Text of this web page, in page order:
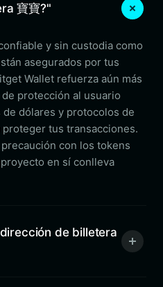
寶寶?"
y sin custodia como
asegurados por tus
Wallet refuerza aún más
protección al usuario
dólares y protocolos de
tus transacciones.
con los tokens
en sí conlleva
de billetera